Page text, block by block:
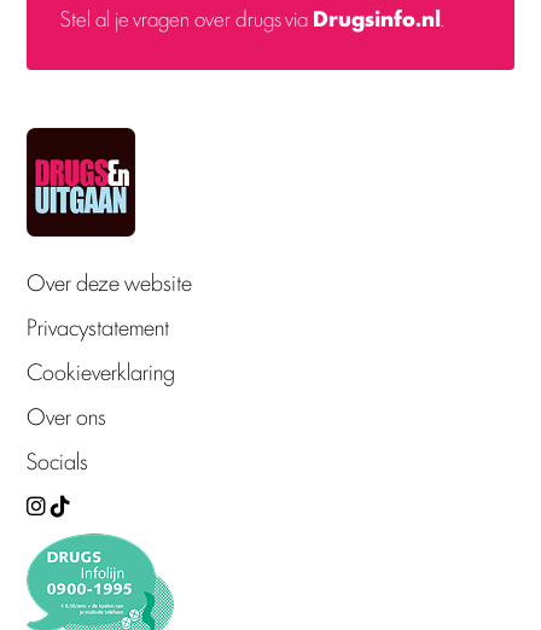
Stel al je vragen over drugs viaDrugsinfo.nl
Over deze website
Privacystatement
Cookieverklaring
Over ons
Socials